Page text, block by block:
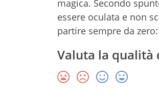
magica. Secondo
essere oculata e non
partire sempre da
Valuta la qualità